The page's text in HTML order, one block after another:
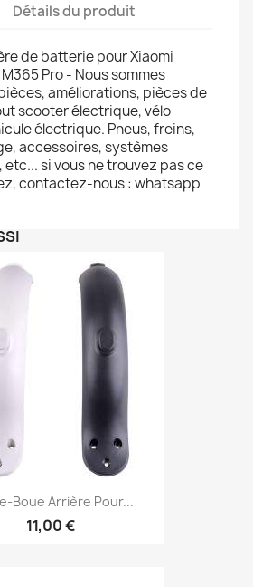
Détails du produit
de batterie pour Xiaomi
Pro - Nous sommes
améliorations, pièces de
scooter électrique, vélo
électrique. Pneus, freins,
accessoires, systèmes
si vous ne trouvez pas ce
contactez-nous : whatsapp
Boue Arrière Pour...
11,00 €